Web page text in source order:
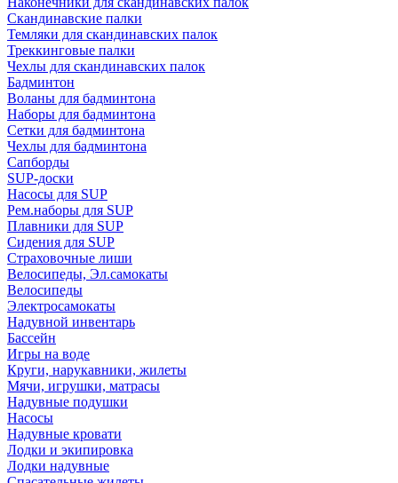
Скандинавские палки
Темляки для скандинавских палок
Треккинговые палки
Чехлы для скандинавских палок
Бадминтон
Воланы для бадминтона
Наборы для бадминтона
Сетки для бадминтона
Чехлы для бадминтона
Сапборды
SUP-доски
Насосы для SUP
Рем.наборы для SUP
Плавники для SUP
Сидения для SUP
Страховочные лиши
Велосипеды, Эл.самокаты
Велосипеды
Электросамокаты
Надувной инвентарь
Бассейн
Игры на воде
Круги, нарукавники, жилеты
Мячи, игрушки, матрасы
Надувные подушки
Насосы
Надувные кровати
Лодки и экипировка
Лодки надувные